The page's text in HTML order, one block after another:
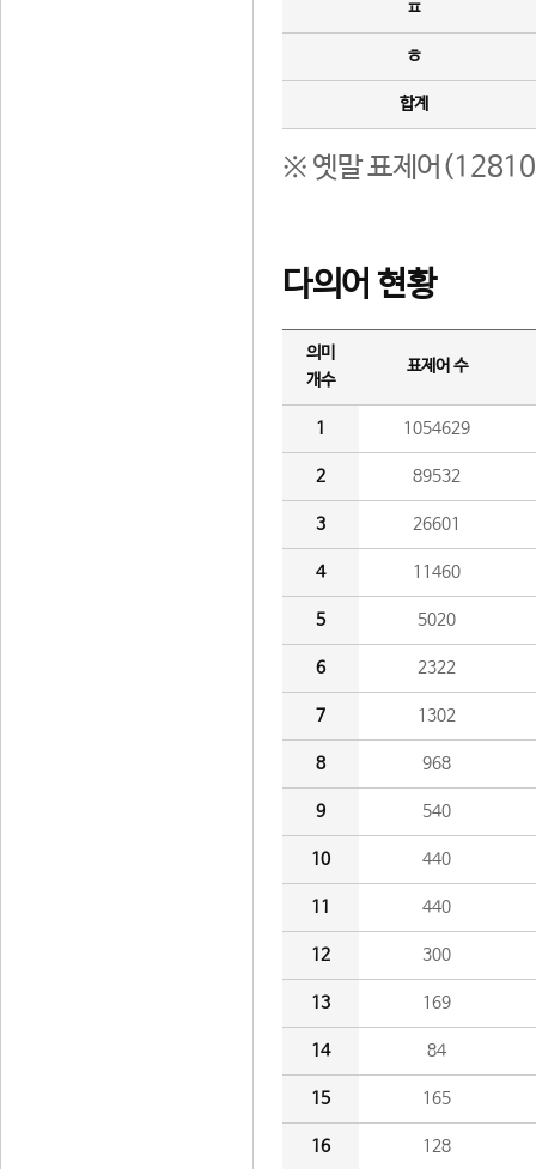
ㅍ
ㅎ
합계
※ 옛말 표제어(12810
다의어 현황
의미
개수
표제어 수
1 1054629
2 89532
3 26601
4 11460
5 5020
6 2322
7 1302
8 968
9 540
10 440
11 440
12 300
13 169
14 84
15 165
16 128